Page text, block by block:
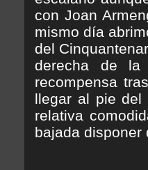
con Joan
mismo día
del
derecha de la
recompensa
llegar al pie del
relativa
bajada disponer